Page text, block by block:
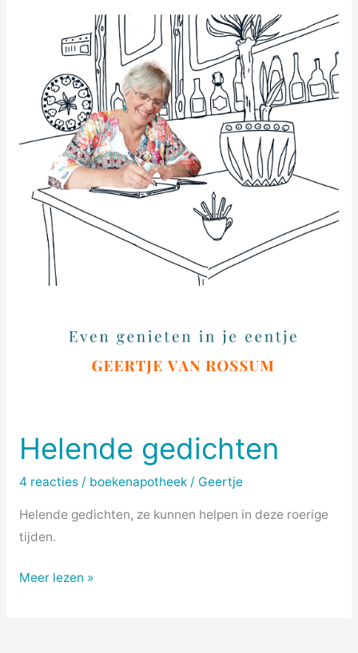
Helende gedichten
4 reacties / boekenapotheek/ Geertje
Helende gedichten, ze kunnen helpen in deze roerige
tijden.
Meer lezen »